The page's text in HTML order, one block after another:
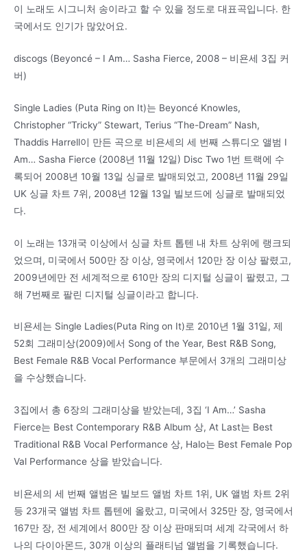
이 노래도 시그니처 송이라고 할 수 있을 정도로 대표곡입니다. 한
국에서도 인기가 많았어요.
discogs (Beyoncé – I Am… Sasha Fierce, 2008 – 비욘세 3집 커
버)
Single Ladies (Puta Ring on It)는 Beyoncé Knowles,
Christopher “Tricky” Stewart, Terius “The-Dream” Nash,
Thaddis Harrell이 만든 곡으로 비욘세의 세 번째 스튜디오 앨범 I
Am… Sasha Fierce (2008년 11월 12일) Disc Two 1번 트랙에 수
록되어 2008년 10월 13일 싱글로 발매되었고, 2008년 11월 29일
UK 싱글 차트 7위, 2008년 12월 13일 빌보드에 싱글로 발매되었
다.
이 노래는 13개국 이상에서 싱글 차트 톱텐 내 차트 상위에 랭크되
었으며, 미국에서 500만 장 이상, 영국에서 120만 장 이상 팔렸고,
2009년에만 전 세계적으로 610만 장의 디지털 싱글이 팔렸고, 그
해 7번째로 팔린 디지털 싱글이라고 합니다.
비욘세는 Single Ladies(Puta Ring on It)로 2010년 1월 31일, 제
52회 그래미상(2009)에서 Song of the Year, Best R&B Song,
Best Female R&B Vocal Performance 부문에서 3개의 그래미상
을 수상했습니다.
3집에서 총 6장의 그래미상을 받았는데, 3집 ‘I Am…’ Sasha
Fierce는 Best Contemporary R&B Album 상, At Last는 Best
Traditional R&B Vocal Performance 상, Halo는 Best Female Pop
Val Performance 상을 받았습니다.
비욘세의 세 번째 앨범은 빌보드 앨범 차트 1위, UK 앨범 차트 2위
등 23개국 앨범 차트 톱텐에 올랐고, 미국에서 325만 장, 영국에서
167만 장, 전 세계에서 800만 장 이상 판매되며 세계 각국에서 하
나의 다이아몬드, 30개 이상의 플래티넘 앨범을 기록했습니다.